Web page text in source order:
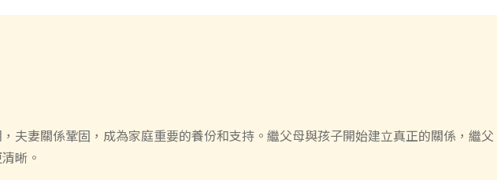
夫妻關係鞏固，成為家庭重要的養份和支持。繼父母與孩子開始建立真正的關係，繼父
晰。